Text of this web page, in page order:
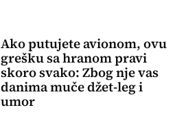
Ako putujete avionom, ovu
grešku sa hranom pravi
skoro svako: Zbog nje vas
danima muče džet-leg i
umor